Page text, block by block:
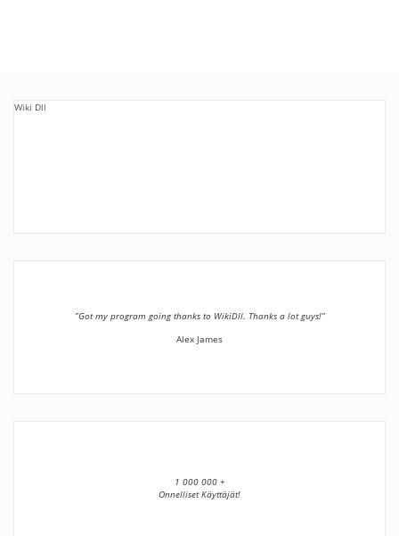
Wiki Dll
”Got my program going thanks to WikiDll. Thanks a lot guys!”
Alex James
1 000 000 +
Onnelliset Käyttäjät!